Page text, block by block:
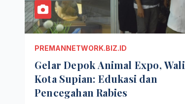
PREMANNETWORK.BIZ.ID
Gelar Depok Animal Expo, Wali
Kota Supian: Edukasi dan
Pencegahan Rabies